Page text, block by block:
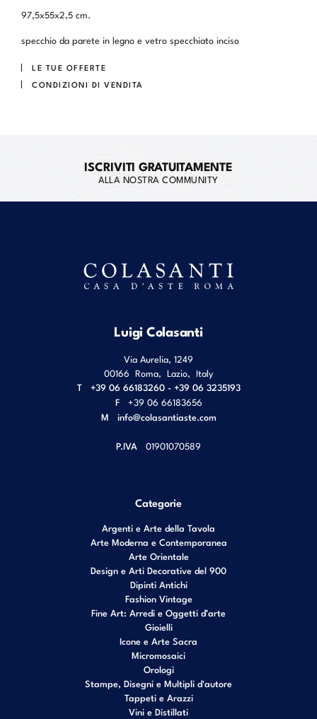
97,5x55x2,5 cm.
specchio da parete in legno e vetro specchiato inciso
LE TUE OFFERTE
CONDIZIONI DI VENDITA
ISCRIVITI GRATUITAMENTE
ALLA NOSTRA COMMUNITY
Luigi Colasanti
Via Aurelia, 1249
00166 Roma, Lazio, Italy
T
+39 06 66183260 - +39 06 3235193
F
+39 06 66183656
M info@colasantiaste.com
P.IVA 01901070589
Categorie
Argenti e Arte della Tavola
Arte Moderna e Contemporanea
Arte Orientale
Design e Arti Decorative del 900
Dipinti Antichi
Fashion Vintage
Fine Art: Arredi e Oggetti d’arte
Gioielli
Icone e Arte Sacra
Micromosaici
Orologi
Stampe, Disegni e Multipli d'autore
Tappeti e Arazzi
Vini e Distillati